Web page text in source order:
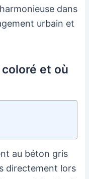
dans
urbain et
coloré et où
au béton gris
directement lors